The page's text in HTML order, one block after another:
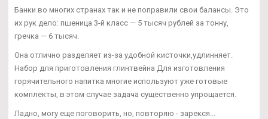
Банки во многих странах так и не поправили свои балансы. Это
их рук дело: пшеница 3-й класс — 5 тысяч рублей за тонну,
гречка — 6 тысяч.
Она отлично разделяет из-за удобной кисточки,удлинняет.
Набор для приготовления глинтвейна Для изготовления
горячительного напитка многие используют уже готовые
комплекты, в этом случае задача существенно упрощается.
Ладно, могу еще поговорить, но, повторяю - зарекся...